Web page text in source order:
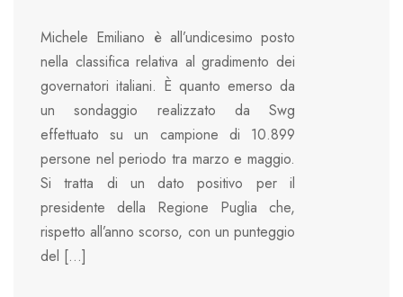
Michele Emiliano è all’undicesimo posto
nella classifica relativa al gradimento dei
governatori italiani. È quanto emerso da
un sondaggio realizzato da Swg
effettuato su un campione di 10.899
persone nel periodo tra marzo e maggio.
Si tratta di un dato positivo per il
presidente della Regione Puglia che,
rispetto all’anno scorso, con un punteggio
del […]